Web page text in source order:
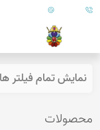
09179890157
نمایش تمام فیلتر ها
محصولات